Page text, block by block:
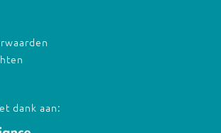
dank aan: